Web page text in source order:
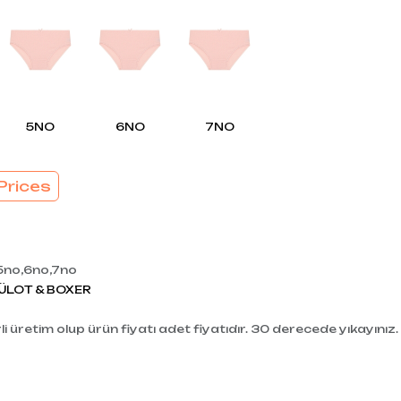
KADIN
ÇAMAŞIR
TAKIMI
5NO 6NO 7NO
& BOXER
üretim olup ürün fiyatı adet fiyatıdır. 30 derecede yıkayınız.